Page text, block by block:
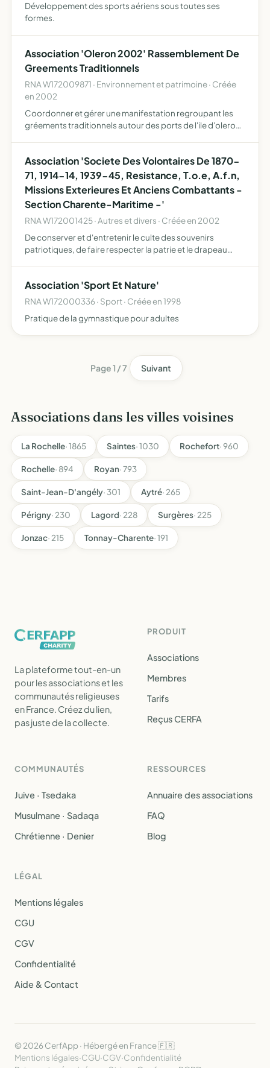
Développement des sports aériens sous toutes ses
formes.
Association 'Oleron 2002' Rassemblement De
Greements Traditionnels
RNA W172009871 · Environnement et patrimoine · Créée
en 2002
Coordonner et gérer une manifestation regroupant les
gréements traditionnels autour des ports de l'ile d'oleron.
sou…
Association 'Societe Des Volontaires De 1870-
71, 1914-14, 1939-45, Resistance, T.o.e, A.f.n,
Missions Exterieures Et Anciens Combattants -
Section Charente-Maritime -'
RNA W172001425 · Autres et divers · Créée en 2002
De conserver et d'entretenir le culte des souvenirs
patriotiques, de faire respecter la patrie et le drapeau
Association 'Sport Et Nature'
RNA W172000336 · Sport · Créée en 1998
Pratique de la gymnastique pour adultes
Page 1 / 7 Suivant
Associations dans les villes voisines
La Rochelle· 1865 Saintes· 1030 Rochefort· 960
Rochelle· 894 Royan· 793
Saint-Jean-D'angély· 301 Aytré· 265
Périgny· 230 Lagord· 228 Surgères· 225
Jonzac· 215 Tonnay-Charente· 191
La plateforme tout-en-un
pour les associations et les
communautés religieuses
en France. Créez du lien,
pas juste de la collecte.
PRODUIT
Associations
Membres
Tarifs
Reçus CERFA
COMMUNAUTÉS
Juive · Tsedaka
Musulmane · Sadaqa
Chrétienne · Denier
RESSOURCES
Annuaire des associations
FAQ
Blog
LÉGAL
Mentions légales
CGU
CGV
Confidentialité
Aide & Contact
© 2026 CerfApp · Hébergé en France 🇫🇷
Mentions légales·CGU·CGV·Confidentialité